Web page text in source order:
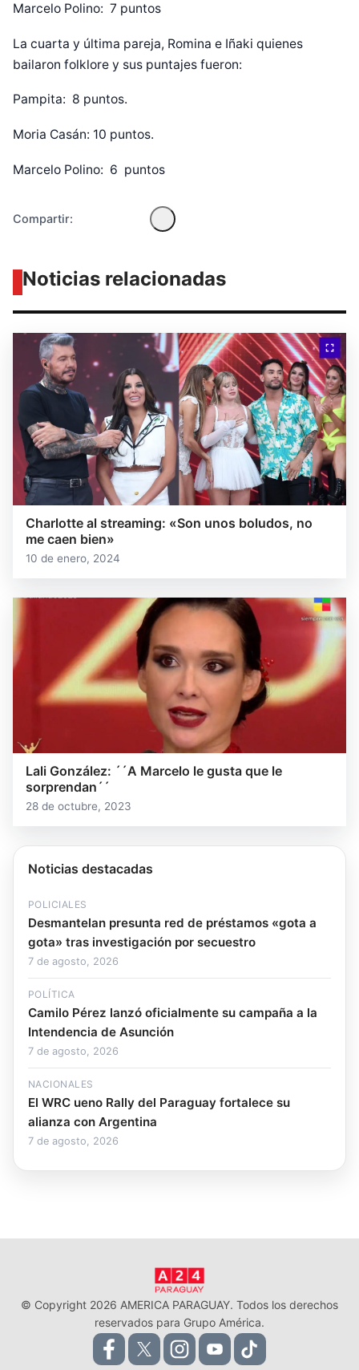
Marcelo Polino: 7 puntos
La cuarta y última pareja, Romina e Iñaki quienes
bailaron folklore y sus puntajes fueron:
Pampita: 8 puntos.
Moria Casán: 10 puntos.
Marcelo Polino: 6 puntos
Compartir:
Noticias relacionadas
Charlotte al streaming: «Son unos boludos, no
me caen bien»
10 de enero, 2024
Lali González: ´´A Marcelo le gusta que le
sorprendan´´
28 de octubre, 2023
Noticias destacadas
POLICIALES
Desmantelan presunta red de préstamos «gota a
gota» tras investigación por secuestro
7 de agosto, 2026
POLÍTICA
Camilo Pérez lanzó oficialmente su campaña a la
Intendencia de Asunción
7 de agosto, 2026
NACIONALES
El WRC ueno Rally del Paraguay fortalece su
alianza con Argentina
7 de agosto, 2026
© Copyright 2026 AMERICA PARAGUAY. Todos los derechos
reservados para Grupo América.